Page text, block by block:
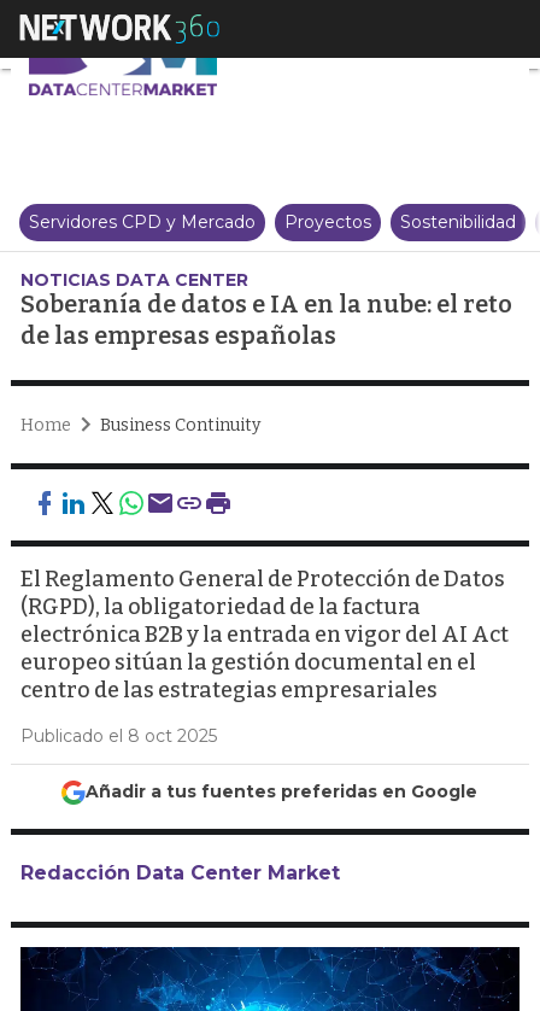
Soberanía de datos e IA en la
Servidores CPD y Mercado Proyectos Sostenibilidad
NOTICIAS DATA CENTER
Soberanía de datos e IA en la nube: el reto
de las empresas españolas
Home Business Continuity
El Reglamento General de Protección de Datos
(RGPD), la obligatoriedad de la factura
electrónica B2B y la entrada en vigor del AI Act
europeo sitúan la gestión documental en el
centro de las estrategias empresariales
Publicado el 8 oct 2025
Añadir a tus fuentes preferidas en Google
Redacción Data Center Market